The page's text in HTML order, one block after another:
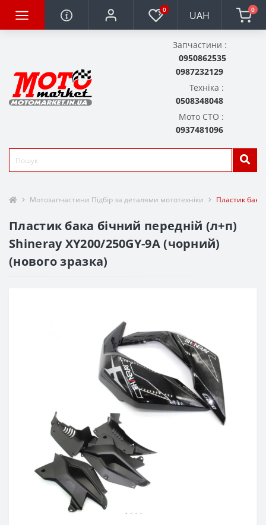
0 UAH 0
Запчастини :
0950862535
0987232129
Техніка :
0508348048
Мото СТО :
0937481096
Мотозапчастини Підбір за деталями мототехніки Пластик бака
Пластик бака бічний передній (л+п)
Shineray XY200/250GY-9A (чорний)
(нового зразка)